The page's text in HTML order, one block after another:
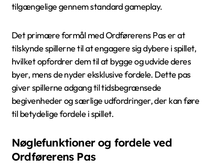
tilgængelige gennem standard gameplay.
Det primære formål med Ordførerens Pas er at
tilskynde spillerne til at engagere sig dybere i spillet,
hvilket opfordrer dem til at bygge og udvide deres
byer, mens de nyder eksklusive fordele. Dette pas
giver spillerne adgang til tidsbegrænsede
begivenheder og særlige udfordringer, der kan føre
til betydelige fordele i spillet.
Nøglefunktioner og fordele ved
Ordførerens Pas